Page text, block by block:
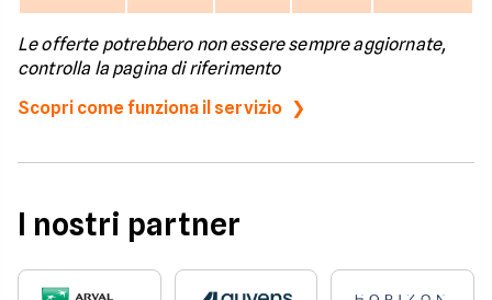
Le offerte potrebbero non essere sempre aggiornate,
controlla la pagina di riferimento
Scopri come funziona il servizio
I nostri partner